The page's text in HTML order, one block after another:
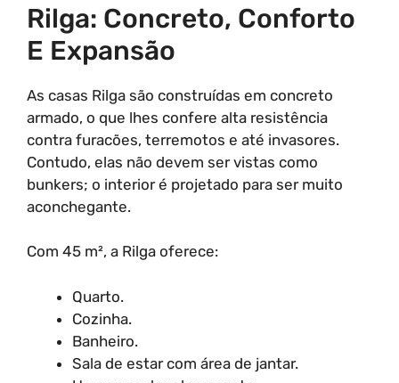
Rilga: Concreto, Conforto
E Expansão
As casas Rilga são construídas em concreto
armado, o que lhes confere alta resistência
contra furacões, terremotos e até invasores.
Contudo, elas não devem ser vistas como
bunkers; o interior é projetado para ser muito
aconchegante.
Com 45 m², a Rilga oferece:
Quarto.
Cozinha.
Banheiro.
Sala de estar com área de jantar.